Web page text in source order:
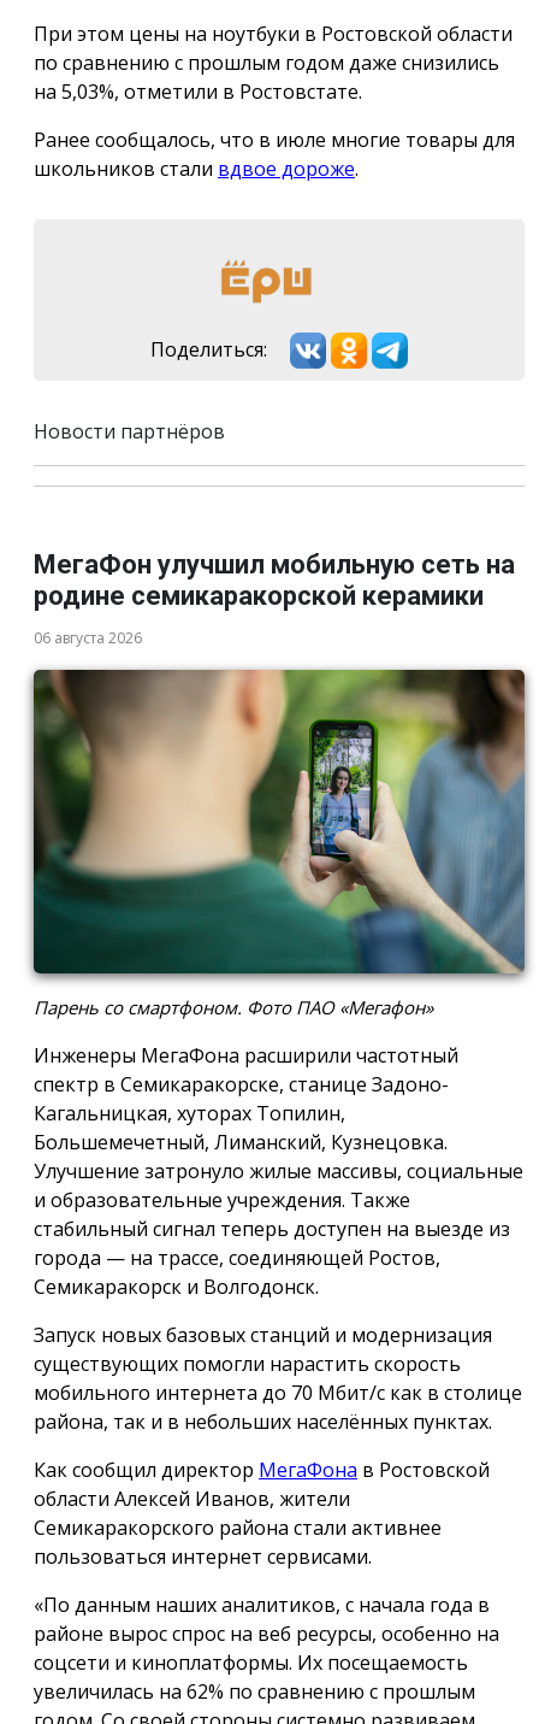
При этом цены на ноутбуки в Ростовской области
по сравнению с прошлым годом даже снизились
на 5,03%, отметили в Ростовстате.
Ранее сообщалось, что в июле многие товары для
школьников стали вдвое дороже.
Поделиться:
Новости партнёров
МегаФон улучшил мобильную сеть на
родине семикаракорской керамики
06 августа 2026
Парень со смартфоном. Фото ПАО «Мегафон»
Инженеры МегаФона расширили частотный
спектр в Семикаракорске, станице Задоно-
Кагальницкая, хуторах Топилин,
Большемечетный, Лиманский, Кузнецовка.
Улучшение затронуло жилые массивы, социальные
и образовательные учреждения. Также
стабильный сигнал теперь доступен на выезде из
города — на трассе, соединяющей Ростов,
Семикаракорск и Волгодонск.
Запуск новых базовых станций и модернизация
существующих помогли нарастить скорость
мобильного интернета до 70 Мбит/с как в столице
района, так и в небольших населённых пунктах.
Как сообщил директор МегаФона в Ростовской
области Алексей Иванов, жители
Семикаракорского района стали активнее
пользоваться интернет сервисами.
«По данным наших аналитиков, с начала года в
районе вырос спрос на веб ресурсы, особенно на
соцсети и киноплатформы. Их посещаемость
увеличилась на 62% по сравнению с прошлым